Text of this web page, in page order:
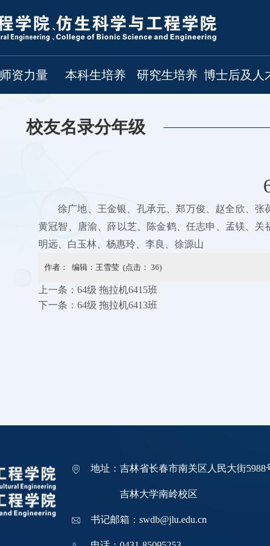
师资力量 本科生培养 研究生培养 博士后及人
校友名录分年级
徐广地、王金银、孔承元、郑万俊、赵全欣、张
黄冠智、唐渝、薛以芝、陈金鹤、任志申、孟镁、
明远、白玉林、杨惠玲、李良、徐源山
作者： 编辑：王雪莹 (点击： 36)
上一条： 64级 拖拉机6415班
下一条： 64级 拖拉机6413班
地址：吉林省长春市南关区人民大街5988
吉林大学南岭校区
书记邮箱：swdb@jlu.edu.cn